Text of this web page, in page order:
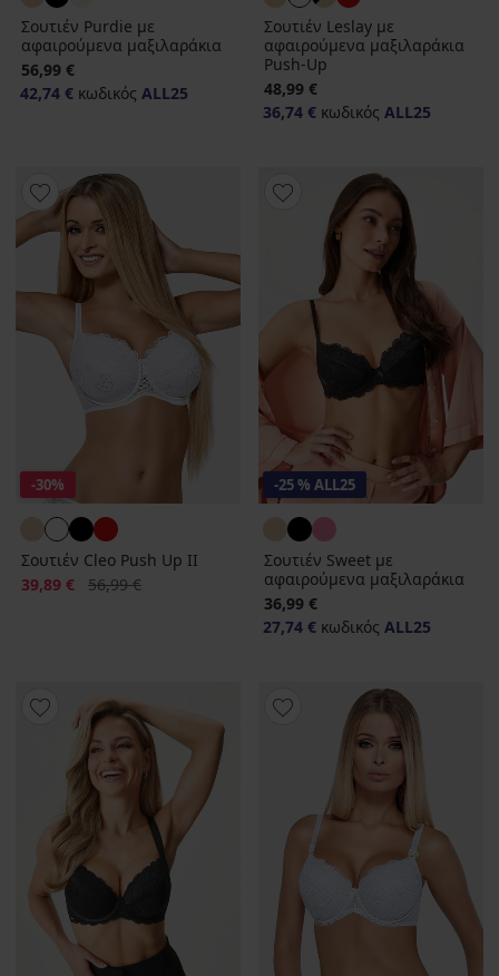
Σουτιέν Purdie με
αφαιρούμενα μαξιλαράκια
56,99 €
42,74 € κωδικός ALL25
Σουτιέν Leslay με
αφαιρούμενα μαξιλαράκια
Push-Up
48,99 €
36,74 € κωδικός ALL25
-30%
Σουτιέν Cleo Push Up II
Έκπτωση
39,89 € Αρχική τιμή
56,99 €
-25 % ALL25
Σουτιέν Sweet με
αφαιρούμενα μαξιλαράκια
36,99 €
27,74 € κωδικός ALL25